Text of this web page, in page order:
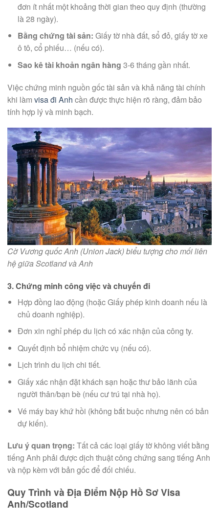
đơn ít nhất một khoảng thời gian theo quy định (thường
là 28 ngày).
Bằng chứng tài sản: Giấy tờ nhà đất, sổ đỏ, giấy tờ xe
ô tô, cổ phiếu… (nếu có).
Sao kê tài khoản ngân hàng 3-6 tháng gần nhất.
Việc chứng minh nguồn gốc tài sản và khả năng tài chính
khi làm visa đi Anh cần được thực hiện rõ ràng, đảm bảo
tính hợp lý và minh bạch.
Cờ Vương quốc Anh (Union Jack) biểu tượng cho mối liên
hệ giữa Scotland và Anh
3. Chứng minh công việc và chuyến đi
Hợp đồng lao động (hoặc Giấy phép kinh doanh nếu là
chủ doanh nghiệp).
Đơn xin nghỉ phép du lịch có xác nhận của công ty.
Quyết định bổ nhiệm chức vụ (nếu có).
Lịch trình du lịch chi tiết.
Giấy xác nhận đặt khách sạn hoặc thư bảo lãnh của
người thân/bạn bè (nếu cư trú tại nhà họ).
Vé máy bay khứ hồi (không bắt buộc nhưng nên có bản
dự kiến).
Lưu ý quan trọng: Tất cả các loại giấy tờ không viết bằng
tiếng Anh phải được dịch thuật công chứng sang tiếng Anh
và nộp kèm với bản gốc để đối chiếu.
Quy Trình và Địa Điểm Nộp Hồ Sơ Visa
Anh/Scotland